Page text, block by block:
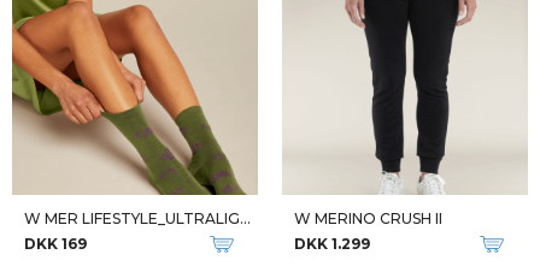
W MER LIFESTYLE_ULTRALIGHT
DKK 169
W MERINO CRUSH II
DKK 1.299